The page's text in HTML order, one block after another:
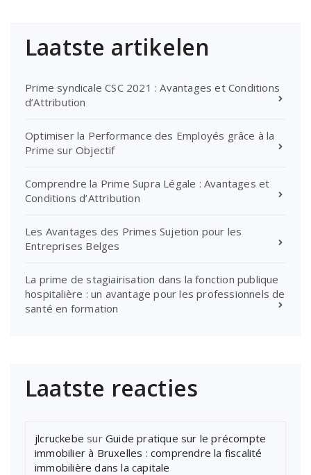
Laatste artikelen
Prime syndicale CSC 2021 : Avantages et Conditions
d’Attribution
Optimiser la Performance des Employés grâce à la
Prime sur Objectif
Comprendre la Prime Supra Légale : Avantages et
Conditions d’Attribution
Les Avantages des Primes Sujetion pour les
Entreprises Belges
La prime de stagiairisation dans la fonction publique
hospitalière : un avantage pour les professionnels de
santé en formation
Laatste reacties
jlcruckebe sur Guide pratique sur le précompte
immobilier à Bruxelles : comprendre la fiscalité
immobilière dans la capitale